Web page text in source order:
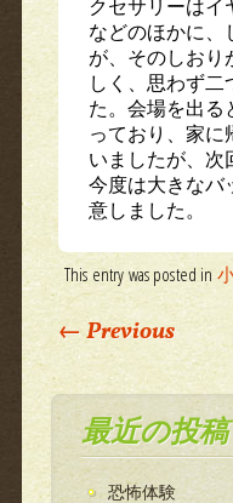
クセサリーはイ
などのほかに、
が、そのしおり
しく、思わず二
た。会場を出る
っており、家に
いましたが、次
今度は大きなバ
意しました。
This entry was posted in
Post
←Previous
最近の投稿
恐怖体験